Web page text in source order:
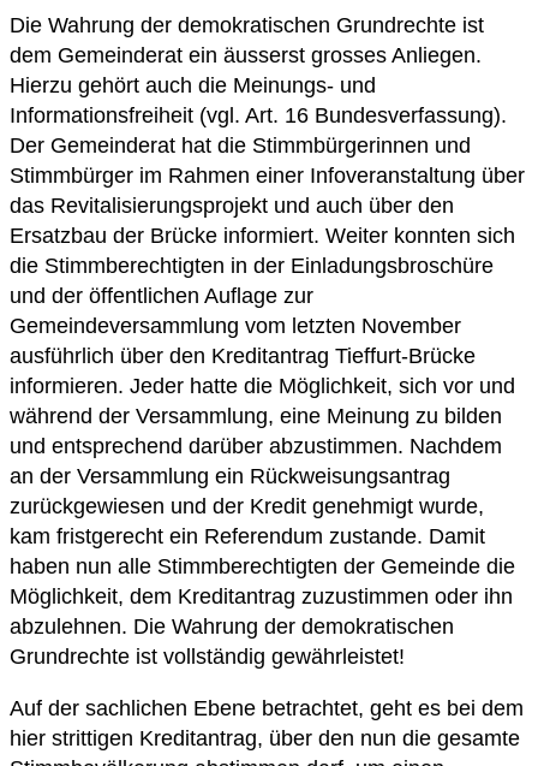
Die Wahrung der demokratischen Grundrechte ist
dem Gemeinderat ein äusserst grosses Anliegen.
Hierzu gehört auch die Meinungs- und
Informationsfreiheit (vgl. Art. 16 Bundesverfassung).
Der Gemeinderat hat die Stimmbürgerinnen und
Stimmbürger im Rahmen einer Infoveranstaltung über
das Revitalisierungsprojekt und auch über den
Ersatzbau der Brücke informiert. Weiter konnten sich
die Stimmberechtigten in der Einladungsbroschüre
und der öffentlichen Auflage zur
Gemeindeversammlung vom letzten November
ausführlich über den Kreditantrag Tieffurt-Brücke
informieren. Jeder hatte die Möglichkeit, sich vor und
während der Versammlung, eine Meinung zu bilden
und entsprechend darüber abzustimmen. Nachdem
an der Versammlung ein Rückweisungsantrag
zurückgewiesen und der Kredit genehmigt wurde,
kam fristgerecht ein Referendum zustande. Damit
haben nun alle Stimmberechtigten der Gemeinde die
Möglichkeit, dem Kreditantrag zuzustimmen oder ihn
abzulehnen. Die Wahrung der demokratischen
Grundrechte ist vollständig gewährleistet!
Auf der sachlichen Ebene betrachtet, geht es bei dem
hier strittigen Kreditantrag, über den nun die gesamte